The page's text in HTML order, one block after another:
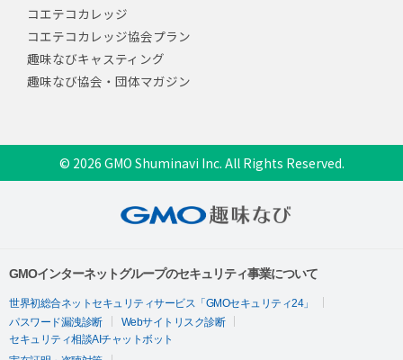
コエテコカレッジ
コエテコカレッジ協会プラン
趣味なびキャスティング
趣味なび協会・団体マガジン
© 2026 GMO Shuminavi Inc. All Rights Reserved.